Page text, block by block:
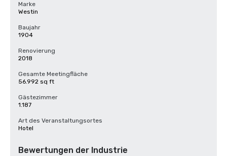
Marke
Westin
Baujahr
1904
Renovierung
2018
Gesamte Meetingfläche
56.992 sq ft
Gästezimmer
1.187
Art des Veranstaltungsortes
Hotel
Bewertungen der Industrie